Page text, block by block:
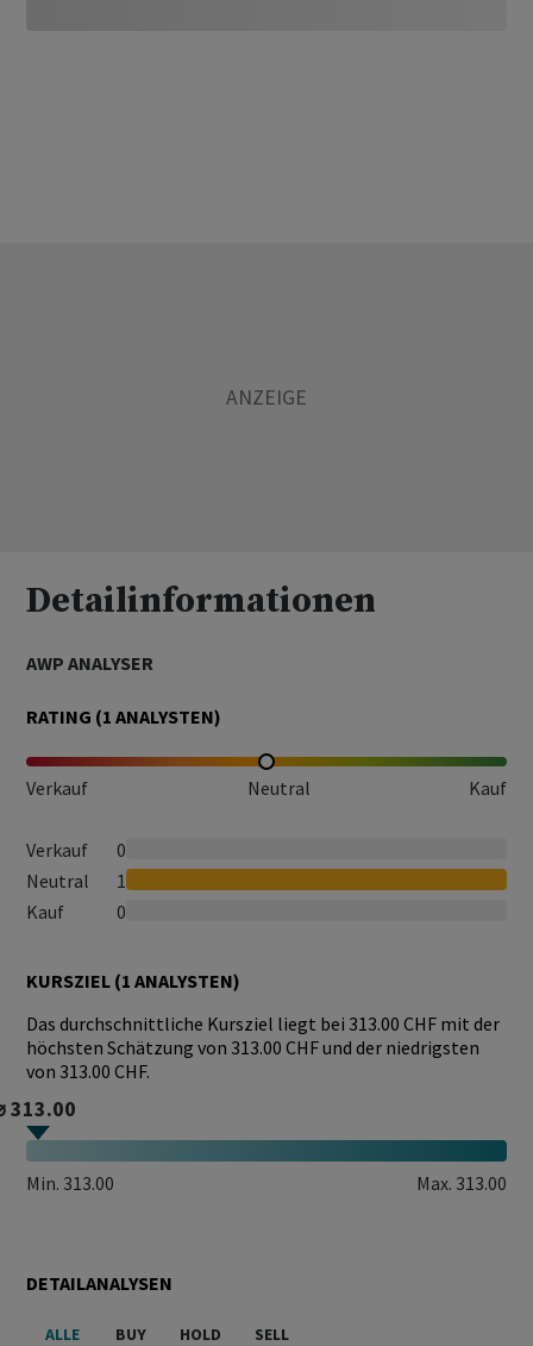
Detailinformationen
AWP ANALYSER
RATING (1 ANALYSTEN)
Verkauf Neutral Kauf
Verkauf
0
Neutral
1
Kauf
0
KURSZIEL (1 ANALYSTEN)
Das durchschnittliche Kursziel liegt bei 313.00 CHF mit der
höchsten Schätzung von 313.00 CHF und der niedrigsten
von 313.00 CHF.
313.00
Min. 313.00 Max. 313.00
DETAILANALYSEN
ALLE BUY HOLD SELL